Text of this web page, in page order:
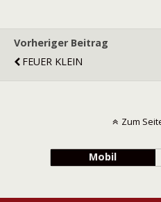
Vorheriger Beitrag
FEUER KLEIN
Zum
Mobil